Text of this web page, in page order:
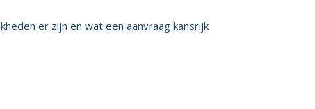
er zijn en wat een aanvraag kansrijk